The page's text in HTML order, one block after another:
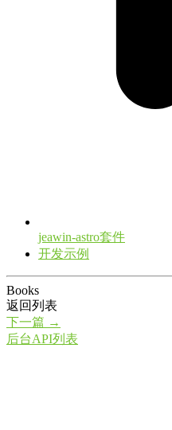
jeawin-astro套件
开发示例
Books
返回列表
下一篇 →
后台API列表